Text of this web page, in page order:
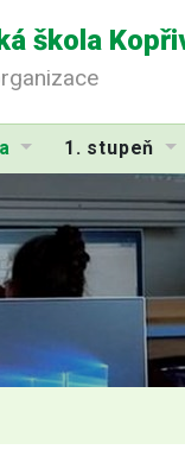
škola
1. stupeň